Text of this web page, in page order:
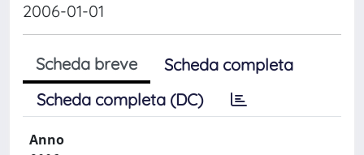
2006-01-01
Scheda breve
Scheda completa
Scheda completa (DC)
Anno